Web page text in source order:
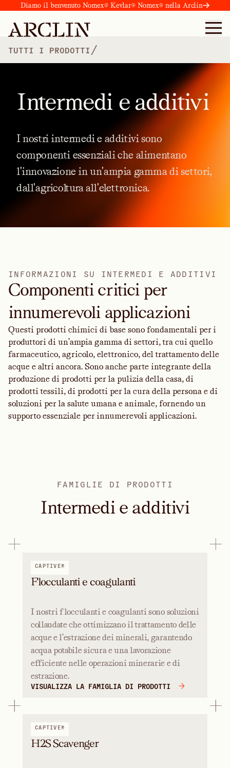
Diamo il benvenuto Nomex® Kevlar® Nomex® nella Arclin
TUTTI I PRODOTTI /
Intermedi e additivi
Inostriintermedie additivisono
componenti essenzialiche alimentano
l'innovazioneinun'ampia gammadisettori,
dall'agricolturaall'elettronica.
I N FORM AZI ONI SU I NTE RMED I E ADD I TI VI
Componenti critici per
innumerevoli applicazioni
Questi prodotti chimici di base sono fondamentali per i
produttori di un'ampia gamma di settori, tra cui quello
farmaceutico, agricolo, elettronico, del trattamento delle
acque e altri ancora. Sono anche parte integrante della
produzione di prodotti per la pulizia della casa, di
prodotti tessili, di prodotti per la cura della persona e di
soluzioni per la salute umana e animale, fornendo un
supporto essenziale per innumerevoli applicazioni.
FAMIGLIE DI PRODOTTI
Intermedi e additivi
CAPTIVE®
Flocculanti e coagulanti
I nostri flocculanti e coagulanti sono soluzioni
collaudate che ottimizzano il trattamento delle
acque e l'estrazione dei minerali, garantendo
acqua potabile sicura e una lavorazione
efficiente nelle operazioni minerarie e di
estrazione.
VISUALIZZA LA FAMIGLIA DI PRODOTTI
CAPTIVE®
H2S Scavenger